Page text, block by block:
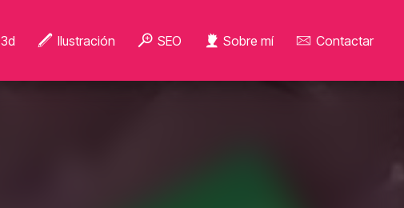
3d Ilustración SEO Sobre mí Contactar